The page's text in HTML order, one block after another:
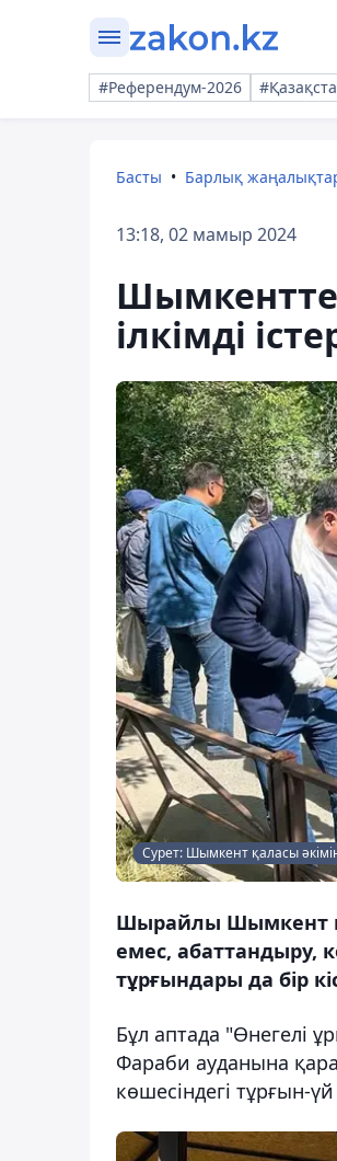
#Референдум-2026
Басты Барлық
13:18, 02 мамыр 2024
ілкімді
Сурет: Шымкент қаласы
Шырайлы Шымкент
емес, абаттандыру,
тұрғындары да бір
Бұл аптада "Өнегелі
Фараби ауданына
көшесіндегі тұрғын-